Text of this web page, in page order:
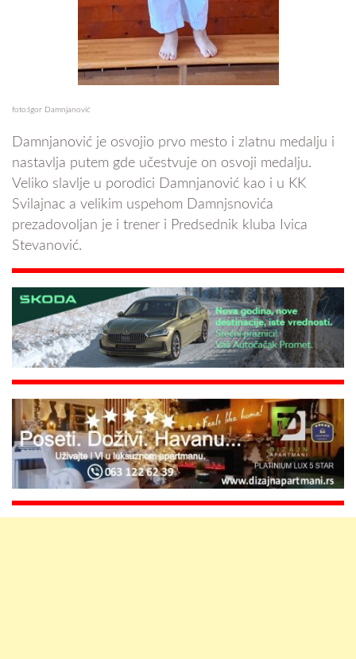
foto:Igor Damnjanović
Damnjanović je osvojio prvo mesto i zlatnu medalju i
nastavlja putem gde učestvuje on osvoji medalju.
Veliko slavlje u porodici Damnjanović kao i u KK
Svilajnac a velikim uspehom Damnjsnovića
prezadovoljan je i trener i Predsednik kluba Ivica
Stevanović.